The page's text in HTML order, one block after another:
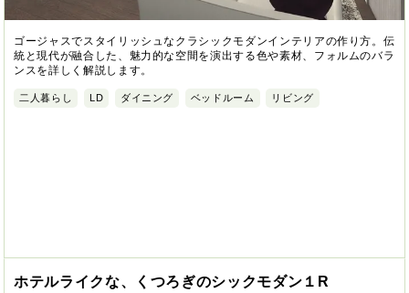
ゴージャスでスタイリッシュなクラシックモダンインテリアの作り方。伝
統と現代が融合した、魅力的な空間を演出する色や素材、フォルムのバラ
ンスを詳しく解説します。
二人暮らし LD ダイニング ベッドルーム リビング
ホテルライクな、くつろぎのシックモダン１R